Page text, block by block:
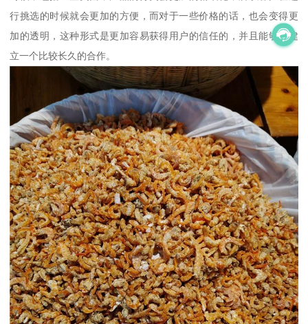
行挑选的时候就会更加的方便，而对于一些价格的话，也会变得更
加的透明，这种形式是更加容易获得用户的信任的，并且能够去建
立一个比较长久的合作。